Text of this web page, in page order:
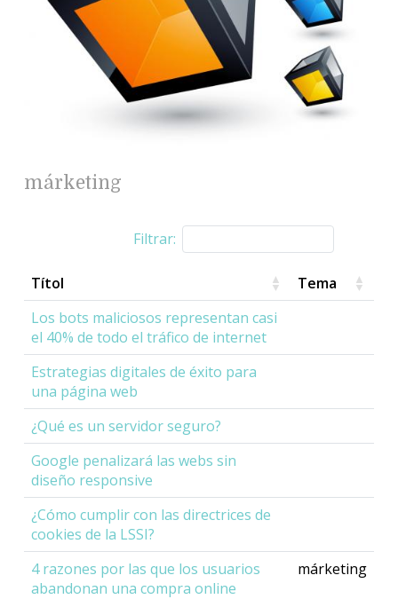
márketing
Filtrar:
Títol
Tema
Los bots maliciosos representan casi
el 40% de todo el tráfico de internet
Estrategias digitales de éxito para
una página web
¿Qué es un servidor seguro?
Google penalizará las webs sin
diseño responsive
¿Cómo cumplir con las directrices de
cookies de la LSSI?
4 razones por las que los usuarios
abandonan una compra online
márketing